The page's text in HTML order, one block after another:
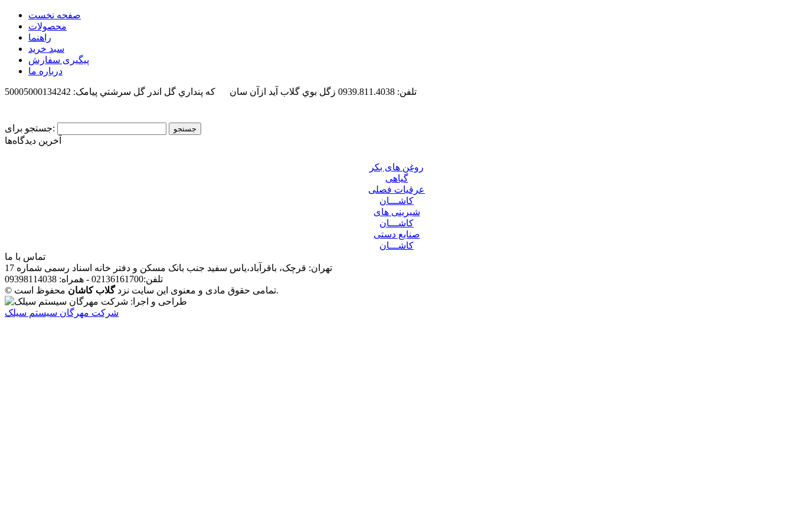
صفحه نخست
محصولات
راهنما
سبد خرید
پیگیری سفارش
درباره ما
تلفن: 0939.811.4038 زگل بوي گلاب آيد ازآن سان كه پنداري گل اندر گل سرشتي پیامک: 50005000134242
جستجو برای:
آخرین دیدگاه‌ها
روغن های بکر
گیاهی
عرقیات فصلی
کاشـــان
شیرینی های
کاشـــان
صنایع دستی
کاشـــان
تماس با ما
تهران: قرچک، باقرآباد،یاس سفید جنب بانک مسکن و دفتر خانه اسناد رسمی شماره 17
تلفن:02136161700 - همراه: 09398114038
© تمامی حقوق مادی و معنوی این سایت نزدگلاب کاشان محفوظ است.
شرکت مهرگان سیستم سیلک